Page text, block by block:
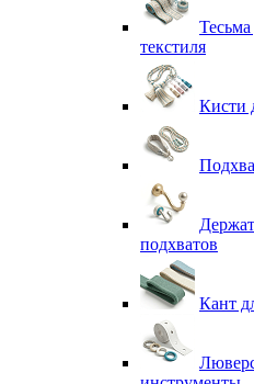
текстиля
Кисти
подхватов
Кант